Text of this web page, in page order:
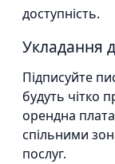
доступність.
Укладання
Підписуйте
будуть чітко
орендна
спільними
послуг.